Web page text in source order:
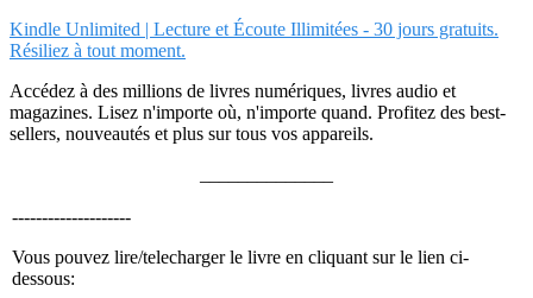
Kindle Unlimited | Lecture et Écoute Illimitées - 30 jours gratuits.
Résiliez à tout moment.
Accédez à des millions de livres numériques, livres audio et
magazines. Lisez n'importe où, n'importe quand. Profitez des best-
sellers, nouveautés et plus sur tous vos appareils.
--------------------
Vous pouvez lire/telecharger le livre en cliquant sur le lien ci-
dessous: